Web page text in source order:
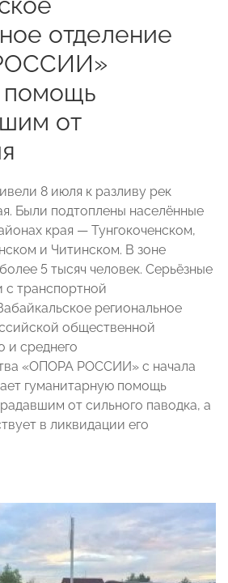
отделение
помощь
от
8 июля к разливу рек
Были подтоплены населённые
края — Тунгокоченском,
и Читинском. В зоне
5 тысяч человек. Серьёзные
с транспортной
региональное
общественной
и среднего
«ОПОРА РОССИИ» с начала
гуманитарную помощь
от сильного паводка, а
в ликвидации его